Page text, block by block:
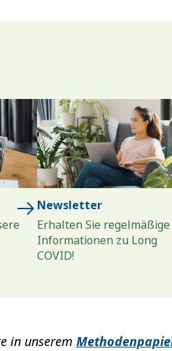
Newsletter
Erhalten Sie regelmäßige
Informationen zu Long
COVID!
in unserem